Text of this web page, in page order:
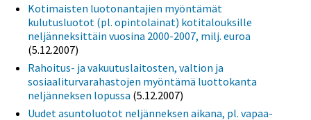
Kotimaisten luotonantajien myöntämät
kulutusluotot (pl. opintolainat) kotitalouksille
neljänneksittäin vuosina 2000-2007, milj. euroa
(5.12.2007)
Rahoitus- ja vakuutuslaitosten, valtion ja
sosiaaliturvarahastojen myöntämä luottokanta
neljänneksen lopussa (5.12.2007)
Uudet asuntoluotot neljänneksen aikana, pl. vapaa-